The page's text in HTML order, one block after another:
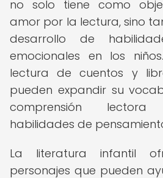
no solo tiene como
amor por la lectura, sino
desarrollo de
emocionales en los
lectura de cuentos y
pueden expandir su
comprensión
habilidades de
La literatura infantil
personajes que pueden